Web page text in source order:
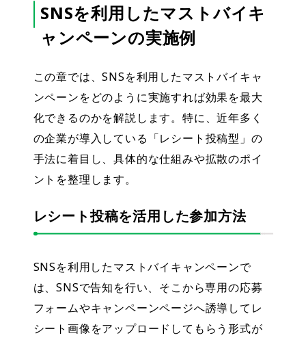
SNSを利用したマストバイキ
ャンペーンの実施例
この章では、SNSを利用したマストバイキャ
ンペーンをどのように実施すれば効果を最大
化できるのかを解説します。特に、近年多く
の企業が導入している「レシート投稿型」の
手法に着目し、具体的な仕組みや拡散のポイ
ントを整理します。
レシート投稿を活用した参加方法
SNSを利用したマストバイキャンペーンで
は、SNSで告知を行い、そこから専用の応募
フォームやキャンペーンページへ誘導してレ
シート画像をアップロードしてもらう形式が